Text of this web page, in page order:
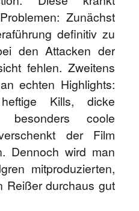
Zunächst
definitiv zu
den Attacken der
fehlen. Zweitens
echten Highlights:
Kills, dicke
besonders coole
der Film
Dennoch wird man
mitproduzierten,
Reißer durchaus gut